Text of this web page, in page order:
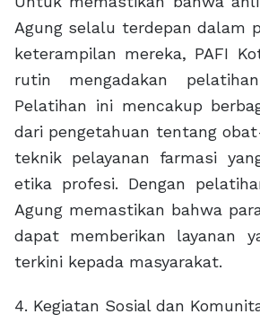
Agung selalu terdepan dalam
keterampilan mereka, PAFI
rutin mengadakan
Pelatihan ini mencakup
dari pengetahuan tentang
teknik pelayanan farmasi
etika profesi. Dengan
Agung memastikan bahwa
dapat memberikan layanan
terkini kepada masyarakat.
4. Kegiatan Sosial dan